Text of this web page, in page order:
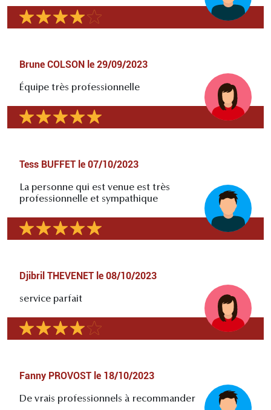
Brune COLSON le 29/09/2023
Équipe très professionnelle
Tess BUFFET le 07/10/2023
La personne qui est venue est très
professionnelle et sympathique
Djibril THEVENET le 08/10/2023
service parfait
Fanny PROVOST le 18/10/2023
De vrais professionnels à recommander